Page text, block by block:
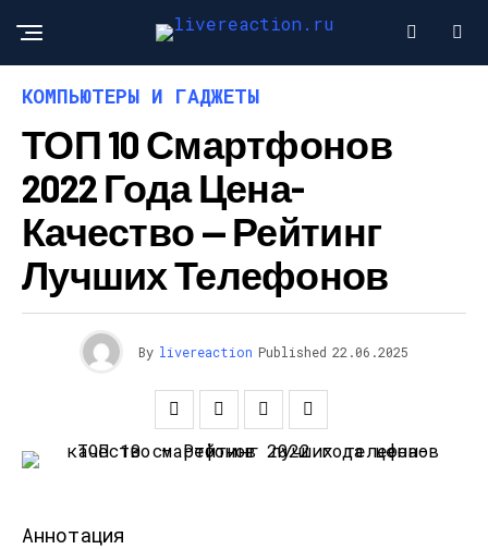
КОМПЬЮТЕРЫ И ГАДЖЕТЫ
ТОП 10 Смартфонов
2022 Года Цена-
Качество — Рейтинг
Лучших Телефонов
By livereaction Published 22.06.2025
Аннотация